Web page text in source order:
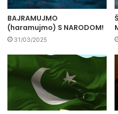
BAJRAMUJMO
(haramujmo) S NARODOM!
31/03/2025